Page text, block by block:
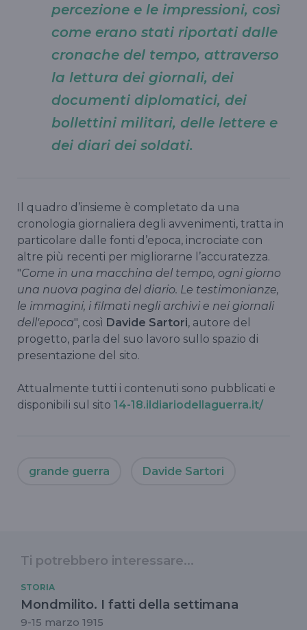
percezione e le impressioni, così
come erano stati riportati dalle
cronache del tempo, attraverso
la lettura dei giornali, dei
documenti diplomatici, dei
bollettini militari, delle lettere e
dei diari dei soldati.
Il quadro d’insieme è completato da una
cronologia giornaliera degli avvenimenti, tratta in
particolare dalle fonti d’epoca, incrociate con
altre più recenti per migliorarne l’accuratezza.
"Come in una macchina del tempo, ogni giorno
una nuova pagina del diario. Le testimonianze,
le immagini, i filmati negli archivi e nei giornali
dell'epoca", così Davide Sartori, autore del
progetto, parla del suo lavoro sullo spazio di
presentazione del sito.
Attualmente tutti i contenuti sono pubblicati e
disponibili sul sito 14-18.ildiariodellaguerra.it/
grande guerra Davide Sartori
Ti potrebbero interessare...
STORIA
Mondmilito. I fatti della settimana
9-15 marzo 1915